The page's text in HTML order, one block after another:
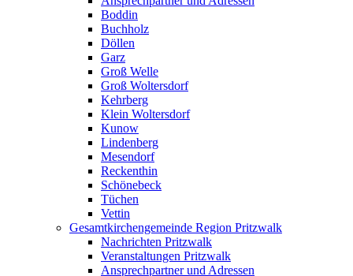
Boddin
Buchholz
Döllen
Garz
Groß Welle
Groß Woltersdorf
Kehrberg
Klein Woltersdorf
Kunow
Lindenberg
Mesendorf
Reckenthin
Schönebeck
Tüchen
Vettin
Gesamtkirchengemeinde Region Pritzwalk
Nachrichten Pritzwalk
Veranstaltungen Pritzwalk
Ansprechpartner und Adressen